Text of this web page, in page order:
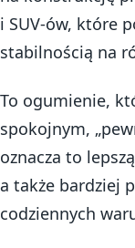
i SUV-ów, które
stabilnością na
To ogumienie,
spokojnym,
oznacza to
a także bardziej
codziennych